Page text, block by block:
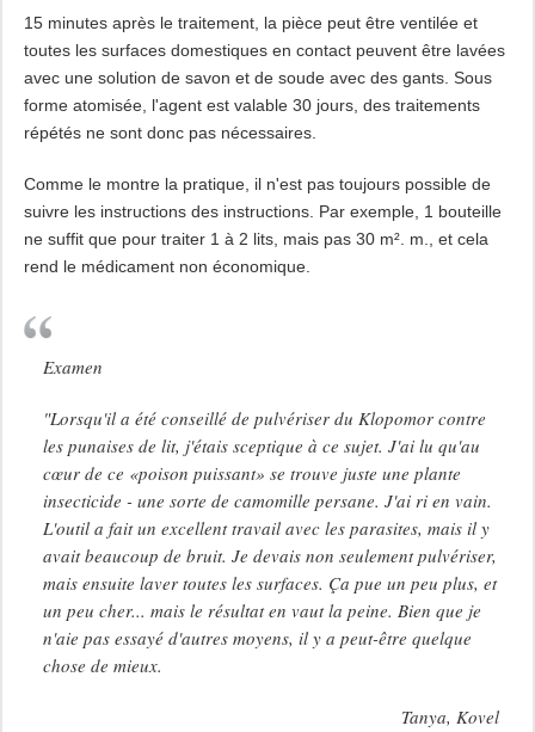
15 minutes après le traitement, la pièce peut être ventilée et
toutes les surfaces domestiques en contact peuvent être lavées
avec une solution de savon et de soude avec des gants. Sous
forme atomisée, l'agent est valable 30 jours, des traitements
répétés ne sont donc pas nécessaires.
Comme le montre la pratique, il n'est pas toujours possible de
suivre les instructions des instructions. Par exemple, 1 bouteille
ne suffit que pour traiter 1 à 2 lits, mais pas 30 m². m., et cela
rend le médicament non économique.
Examen
"Lorsqu'il a été conseillé de pulvériser du Klopomor contre
les punaises de lit, j'étais sceptique à ce sujet. J'ai lu qu'au
cœur de ce «poison puissant» se trouve juste une plante
insecticide - une sorte de camomille persane. J'ai ri en vain.
L'outil a fait un excellent travail avec les parasites, mais il y
avait beaucoup de bruit. Je devais non seulement pulvériser,
mais ensuite laver toutes les surfaces. Ça pue un peu plus, et
un peu cher... mais le résultat en vaut la peine. Bien que je
n'aie pas essayé d'autres moyens, il y a peut-être quelque
chose de mieux.
Tanya, Kovel